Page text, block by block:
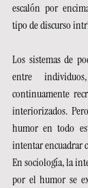
escalón por
tipo de discurso
Los sistemas de
entre
continuamente
interiorizados.
humor en todo
intentar encuadrar
En sociología, la